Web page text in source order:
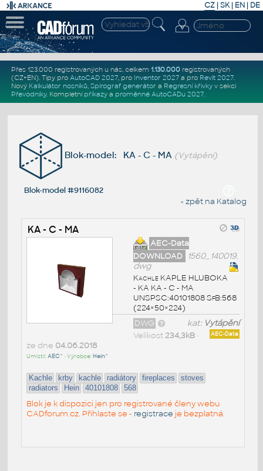
CZ | SK| EN | DE
Přes 123.000 registrovaných u nás, celkem 1.130.000registrovaných
(CZ+EN). Tipy pro AutoCAD 2027, pro Inventor 2027a pro Revit 2027.
Nový Kalkulátor nosníků, Spirograf generátor a Regresní křivkyv sekci
Převodníky. Kompletní příkazya proměnné AutoCADu 2027.
Blok-model: KA - C - MA (Vytápění)
Blok-model #9116082
« zpět na Katalog
KA - C - MA
AEC-Data
DOWNLOAD
1560_140019.
dwg
Kachle KAPLE HLUBOKA
- KA KA - C - MA
UNSPSC:40101808 SfB:568
(224×50×224)
kat: Vytápění
DWG
AEC-Data
Velikost 234,3kB•
ze dne 04.06.2018
Umístil:AEC^ • Výrobce: Hein^
Kachle krby kachle radiátory fireplaces
stoves
radiators
Hein 40101808 568
Blok je k dispozici jen pro registrované členy webu
CADforum.cz. Přihlaste se - registrace je bezplatná.